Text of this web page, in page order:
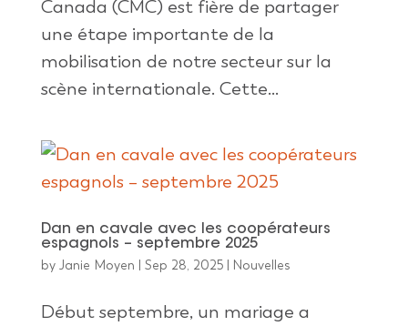
Canada (CMC) est fière de partager
une étape importante de la
mobilisation de notre secteur sur la
scène internationale. Cette...
Dan en cavale avec les coopérateurs
espagnols – septembre 2025
by Janie Moyen | Sep 28, 2025| Nouvelles
Début septembre, un mariage a